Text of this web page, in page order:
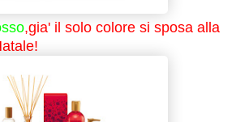
,gia' il solo colore si sposa alla